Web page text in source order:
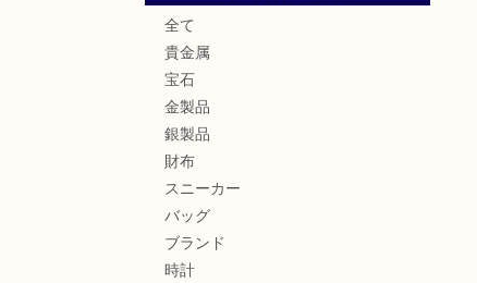
全て
貴金属
宝石
金製品
銀製品
財布
スニーカー
バッグ
ブランド
時計